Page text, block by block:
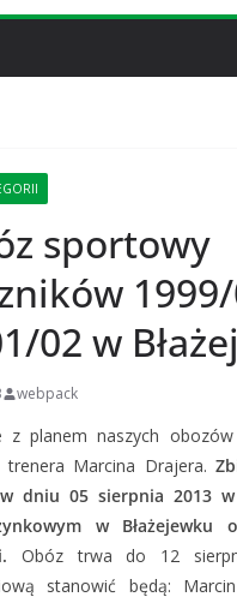
sportowy
02 w
webpack
z planem naszych obozów
trenera Marcina Drajera.
dniu 05 sierpnia 2013
w Błażejewku
Obóz trwa do 12
stanowić będą: